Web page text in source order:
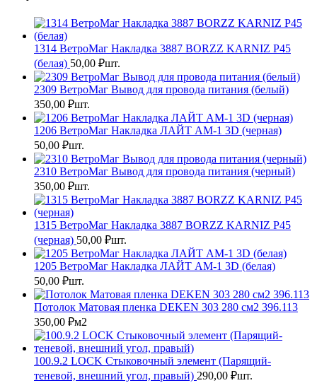
1314 ВетроМаг Накладка 3887 BORZZ KARNIZ P45
(белая) 50,00 ₽шт.
2309 ВетроМаг Вывод для провода питания (белый)
350,00 ₽шт.
1206 ВетроМаг Накладка ЛАЙТ АМ-1 3D (черная)
50,00 ₽шт.
2310 ВетроМаг Вывод для провода питания (черный)
350,00 ₽шт.
1315 ВетроМаг Накладка 3887 BORZZ KARNIZ P45
(черная) 50,00 ₽шт.
1205 ВетроМаг Накладка ЛАЙТ АМ-1 3D (белая)
50,00 ₽шт.
Потолок Матовая пленка DEKEN 303 280 см2 396.113
350,00 ₽м2
100.9.2 LOCK Стыковочный элемент (Парящий-
теневой, внешний угол, правый) 290,00 ₽шт.